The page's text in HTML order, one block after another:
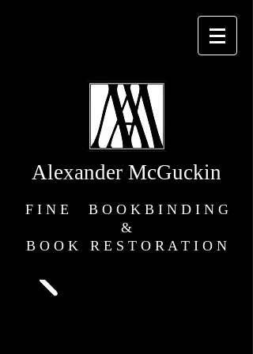
Alexander McGuckin
F I N E B O O K B I N D I N G
&
B O O K R E S T O R A T I O N